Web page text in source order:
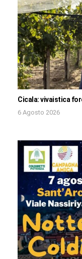
Cicala: vivaistica
6 Agosto 2026